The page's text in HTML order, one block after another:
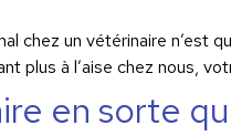
chez un vétérinaire
plus à l’aise chez nous,
en sorte